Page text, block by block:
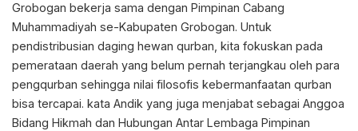
Grobogan bekerja sama dengan Pimpinan Cabang
Muhammadiyah se-Kabupaten Grobogan. Untuk
pendistribusian daging hewan qurban, kita fokuskan pada
pemerataan daerah yang belum pernah terjangkau oleh para
pengqurban sehingga nilai filosofis kebermanfaatan qurban
bisa tercapai. kata Andik yang juga menjabat sebagai Anggoa
Bidang Hikmah dan Hubungan Antar Lembaga Pimpinan